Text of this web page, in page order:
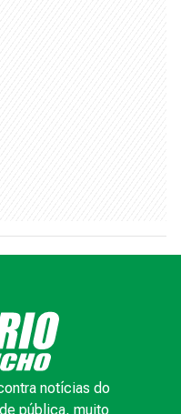
notícias do
pública, muito